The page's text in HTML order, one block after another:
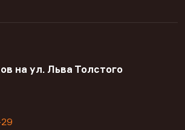
на ул. Льва Толстого